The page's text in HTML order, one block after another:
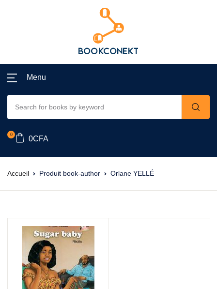
Menu
0
0CFA
Accueil Produit book-author Orlane YELLÉ